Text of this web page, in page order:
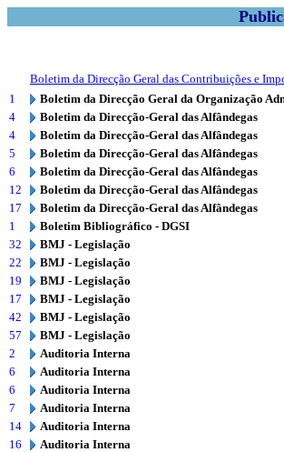
Boletim da Direcção Geral das Contribuições e
1
Boletim da Direcção Geral da Organização
4
Boletim da Direcção-Geral das Alfândegas
4
Boletim da Direcção-Geral das Alfândegas
5
Boletim da Direcção-Geral das Alfândegas
6
Boletim da Direcção-Geral das Alfândegas
12
Boletim da Direcção-Geral das Alfândegas
17
Boletim da Direcção-Geral das Alfândegas
1
Boletim Bibliográfico - DGSI
32
BMJ - Legislação
22
BMJ - Legislação
19
BMJ - Legislação
17
BMJ - Legislação
42
BMJ - Legislação
57
BMJ - Legislação
2
Auditoria Interna
6
Auditoria Interna
6
Auditoria Interna
7
Auditoria Interna
14
Auditoria Interna
16
Auditoria Interna